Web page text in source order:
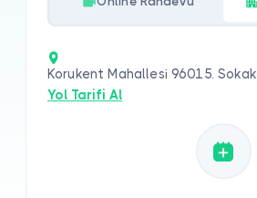
Korukent Mahallesi 96015. Sokak
Yol Tarifi Al